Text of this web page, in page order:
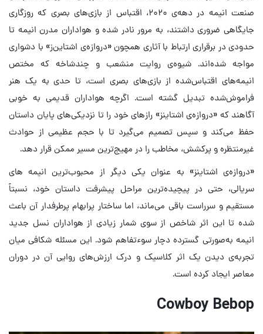
صنعت انیمه در دهه‌ی ۲۰۲۰، اقتباس از بازی‌های بصری که روزگاری
جایگاهی ضروری داشتند، به مرور نادر شده و هواداران مدرن انیمه تا
حدودی در برقراری ارتباط با آثاری همچون «دروازه‌ی اشتاین‌ز» با دشواری
مواجه شده‌اند. شیوه‌ی روایت منشعب و چندشاخه که مختص
انیمه‌های اقتباس‌شده از بازی‌های بصری است، تا حدی به یک هنر
فراموش‌شده تبدیل گشته است. اگرچه هواداران قدیمی به خوبی
آگاهند که «دروازه‌ی اشتاینز» رازهای خود را تا نزدیکی‌های پایان داستان
حفظ می‌کند و سپس تصمیم می‌گیرد تا با حجم عظیمی از حوادث
غیرمنتظره و پرکشش، مخاطب را در مهیج‌ترین مسیر ممکن قرار دهد.
«دروازه‌ی اشتاینز» به عنوان یکی دیگر از محبوب‌ترین انیمه های
سریالی، حتی در پیچیده‌ترین مراحل پیشرفت داستان خود، نسبتاً
مستقیم و سرراست باقی می‌ماند، اما ساختار پرابهام پرطرفدار آن باعث
شده تا این اثر شاخص از سوی شمار زیادی از هواداران نسل جدید
انیمه به‌صورتی گسترده دچار سوءتفاهم شود. این مسئله شکافی میان
تجربه‌ی دیدن یک اثر کلاسیک و درک ارزش‌های روایی آن در دوران
معاصر ایجاد کرده است.
Cowboy Bebop